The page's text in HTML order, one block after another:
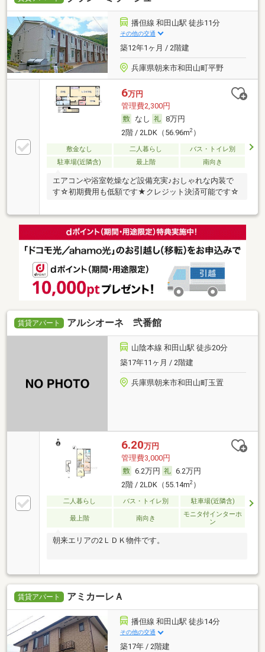
播但線 和田山駅 徒歩11分
その他の交通
築12年1ヶ月 / 2階建
兵庫県朝来市和田山町平野
6万円
管理費2,300円
なし
8万円
2階 / 2LDK（56.96m2）
敷金なし 二人暮らし
バス・トイレ別
駐車場(近隣含)
最上階 南向き
エアコンや浴室乾燥など設備充実♪おしゃれな内装で
す☆初期費用も低額です★クレジット決済可能です☆
賃貸アパート アルシオーネ 弐番館
山陰本線 和田山駅 徒歩20分
築17年11ヶ月 / 2階建
兵庫県朝来市和田山町玉置
6.20万円
管理費3,000円
6.2万円
6.2万円
2階 / 2LDK（55.14m2）
二人暮らし バス・トイレ別 駐車場(近隣含)
最上階 南向き
モニタ付インターホ
ン
朝来エリアの2ＬＤＫ物件です。
賃貸アパート アミカーレＡ
播但線 和田山駅 徒歩14分
その他の交通
築17年 / 2階建